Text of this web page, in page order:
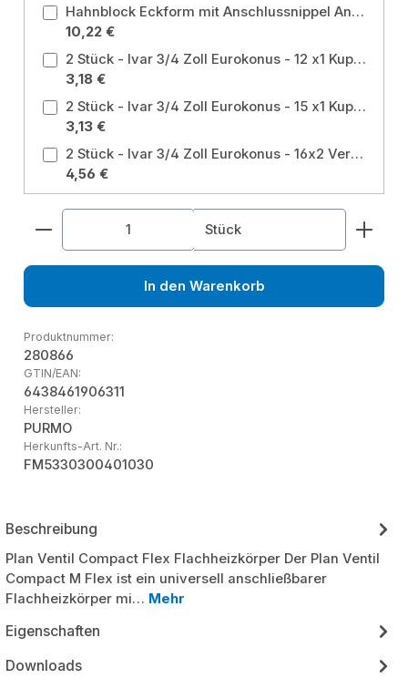
Hahnblock Eckform mit Anschlussnippel Anschluss: Anschlussnipel 3/4-1/2 Zoll / Form: Eck
10,22 €
2 Stück - Ivar 3/4 Zoll Eurokonus - 12 x1 Kupfer- und Weichstahlrohr Größe: EUROKONUS 12 x 1 mm
3,18 €
2 Stück - Ivar 3/4 Zoll Eurokonus - 15 x1 Kupfer- und Weichstahlrohr Größe: EUROKONUS 15 x 1 mm
3,13 €
2 Stück - Ivar 3/4 Zoll Eurokonus - 16x2 Verschraubung für MSV- und PEx-Rohr Größe: EUROKONUS 16 x 2 mm
4,56 €
Produkt Anzahl: Gib den gewünschten Wert
Stück
In den Warenkorb
Produktnummer:
280866
GTIN/EAN:
6438461906311
Hersteller:
PURMO
Herkunfts-Art. Nr.:
FM5330300401030
Beschreibung
Plan Ventil Compact Flex Flachheizkörper Der Plan Ventil
Compact M Flex ist ein universell anschließbarer
Flachheizkörper mi… Mehr
Eigenschaften
Downloads